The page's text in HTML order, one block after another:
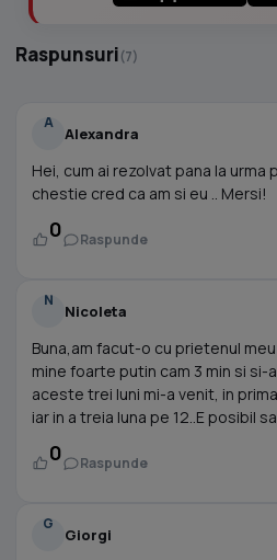
Raspunsuri(7)
A
Alexandra
Hei, cum ai rezolvat pana la urma
chestie cred ca am si eu .. Mersi!
0 Raspunde
N
Nicoleta
Buna,am facut-o cu prietenul
mine foarte putin cam 3 min si si-
aceste trei luni mi-a venit, in
iar in a treia luna pe 12..E posibil
0 Raspunde
G
Giorgi